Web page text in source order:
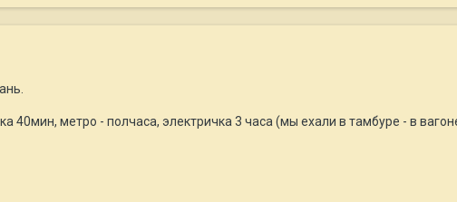
40мин, метро - полчаса, электричка 3 часа (мы ехали в тамбуре - в